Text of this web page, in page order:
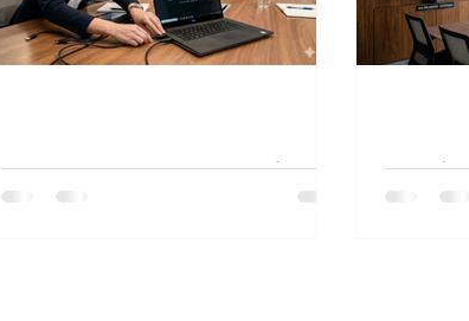
Zoom no reconoce la cámara
funciona